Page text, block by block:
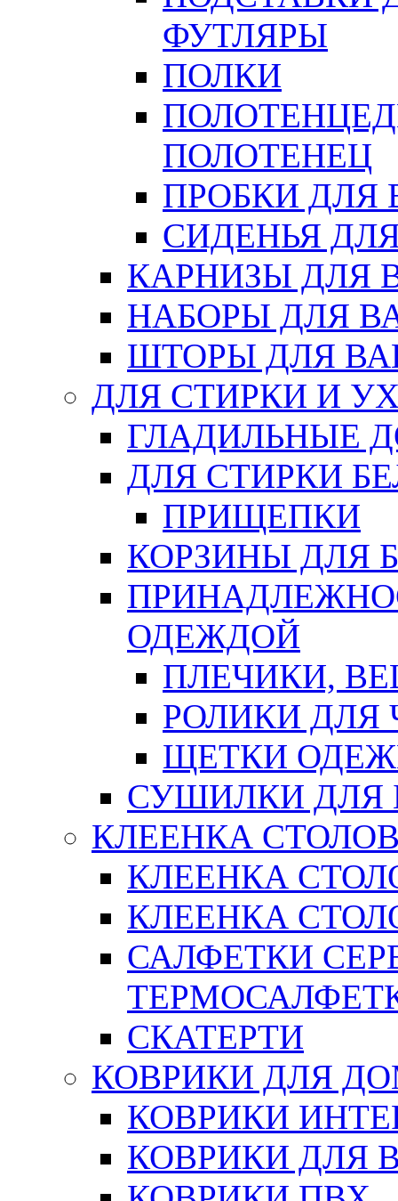
ФУТЛЯРЫ
ПОЛКИ
ПОЛОТЕНЕЦ
ПРОБКИ ДЛЯ
СИДЕНЬЯ
КАРНИЗЫ ДЛЯ
НАБОРЫ ДЛЯ
ШТОРЫ ДЛЯ
ДЛЯ СТИРКИ И
ГЛАДИЛЬНЫЕ
ДЛЯ СТИРКИ
ПРИЩЕПКИ
КОРЗИНЫ ДЛЯ
ОДЕЖДОЙ
ПЛЕЧИКИ,
РОЛИКИ ДЛЯ
ЩЕТКИ
СУШИЛКИ ДЛЯ
КЛЕЕНКА
КЛЕЕНКА
КЛЕЕНКА
САЛФЕТКИ
СКАТЕРТИ
КОВРИКИ ДЛЯ
КОВРИКИ
КОВРИКИ ДЛЯ